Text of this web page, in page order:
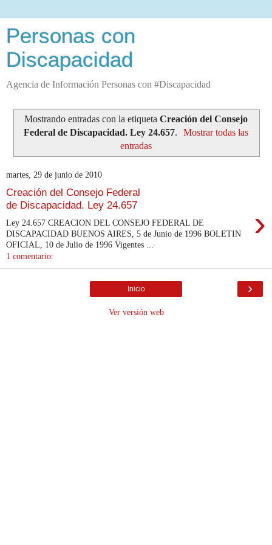
Personas con
Discapacidad
Agencia de Información Personas con #Discapacidad
Mostrando entradas con la etiqueta Creación del Consejo
Federal de Discapacidad. Ley 24.657.
Mostrar todas las
entradas
martes, 29 de junio de 2010
Creación del Consejo Federal
de Discapacidad. Ley 24.657
›
Ley 24.657 CREACION DEL CONSEJO FEDERAL DE
DISCAPACIDAD BUENOS AIRES, 5 de Junio de 1996 BOLETIN
OFICIAL, 10 de Julio de 1996 Vigentes ...
1 comentario:
›
Inicio
Ver versión web